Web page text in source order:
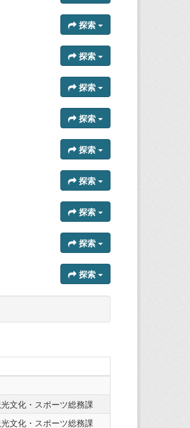
探索
探索
探索
探索
探索
探索
探索
探索
探索
文化・スポーツ総務課
文化・スポーツ総務課